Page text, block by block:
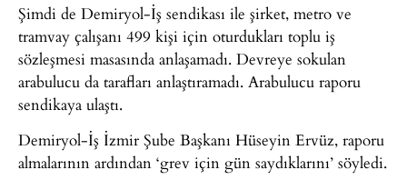
Şimdi de Demiryol-İş sendikası ile şirket, metro ve
tramvay çalışanı 499 kişi için oturdukları toplu iş
sözleşmesi masasında anlaşamadı. Devreye sokulan
arabulucu da tarafları anlaştıramadı. Arabulucu raporu
sendikaya ulaştı.
Demiryol-İş İzmir Şube Başkanı Hüseyin Ervüz, raporu
almalarının ardından ‘grev için gün saydıklarını’ söyledi.